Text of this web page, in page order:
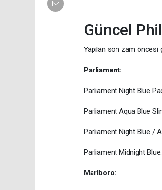
Güncel
Yapılan son zam öncesi
Parliament:
Parliament Night Blue
Parliament Aqua Blue
Parliament Night Blue /
Parliament Midnight
Marlboro: